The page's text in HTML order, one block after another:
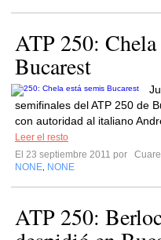
ATP 250: Chela
Bucarest
semifinales del ATP 250 de
con autoridad al italiano
Leer el resto
El 23 septiembre 2011 por
NONE NONE
ATP 250: